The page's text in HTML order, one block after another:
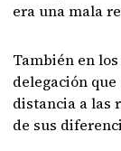
era una mala
También en
delegación
distancia a las
de sus